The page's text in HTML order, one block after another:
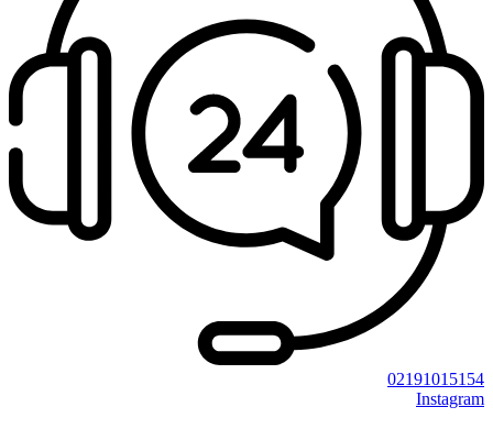
02191015154
Instagram